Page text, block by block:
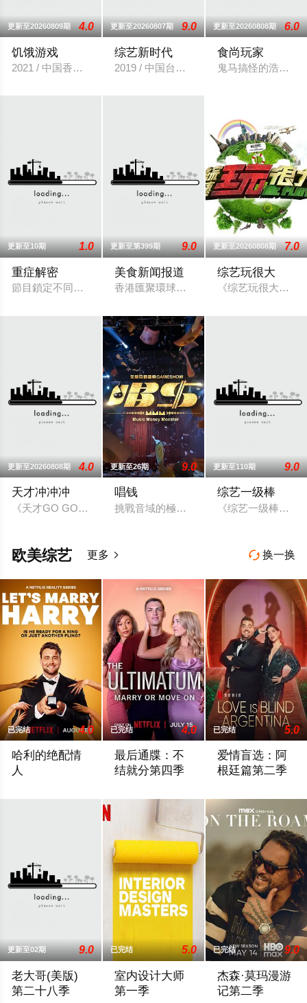
更新至20260809期 4.0
饥饿游戏
2021 / 中国香港 / 港台综艺
更新至20260807期 9.0
综艺新时代
2019 / 中国台湾 / 谢炘昊,陈秉立,黄瑜娴,
更新至20260808期 6.0
食尚玩家
鬼马搞怪的浩角翔
更新至10期 1.0
重症解密
節目鎖定不同重症，以深入淺出的方式道出頑疾成因、病理機
更新至第399期 9.0
美食新闻报道
香港匯聚環球美食，特色佳餚、貼地料理
更新至20260808期 7.0
综艺玩很大
《综艺玩很大》
更新至20260808期 4.0
天才冲冲冲
《天才GO GO GO》是华视的大型益智遊戲节目，2003年5月
更新至26期 9.0
唱钱
挑戰音域的極限、拍子的精準，全新互動
更新至110期 9.0
综艺一级棒
《综艺一级棒》
 换一换
欧美综艺 更多 
已完结 4.0
哈利的绝配情
人
已完结 4.0
最后通牒：不
结就分第四季
已完结 5.0
爱情盲选：阿
根廷篇第二季
更新至02期 9.0
老大哥(美版)
第二十八季
已完结 5.0
室内设计大师
第一季
已完结 9.0
杰森·莫玛漫游
记第二季